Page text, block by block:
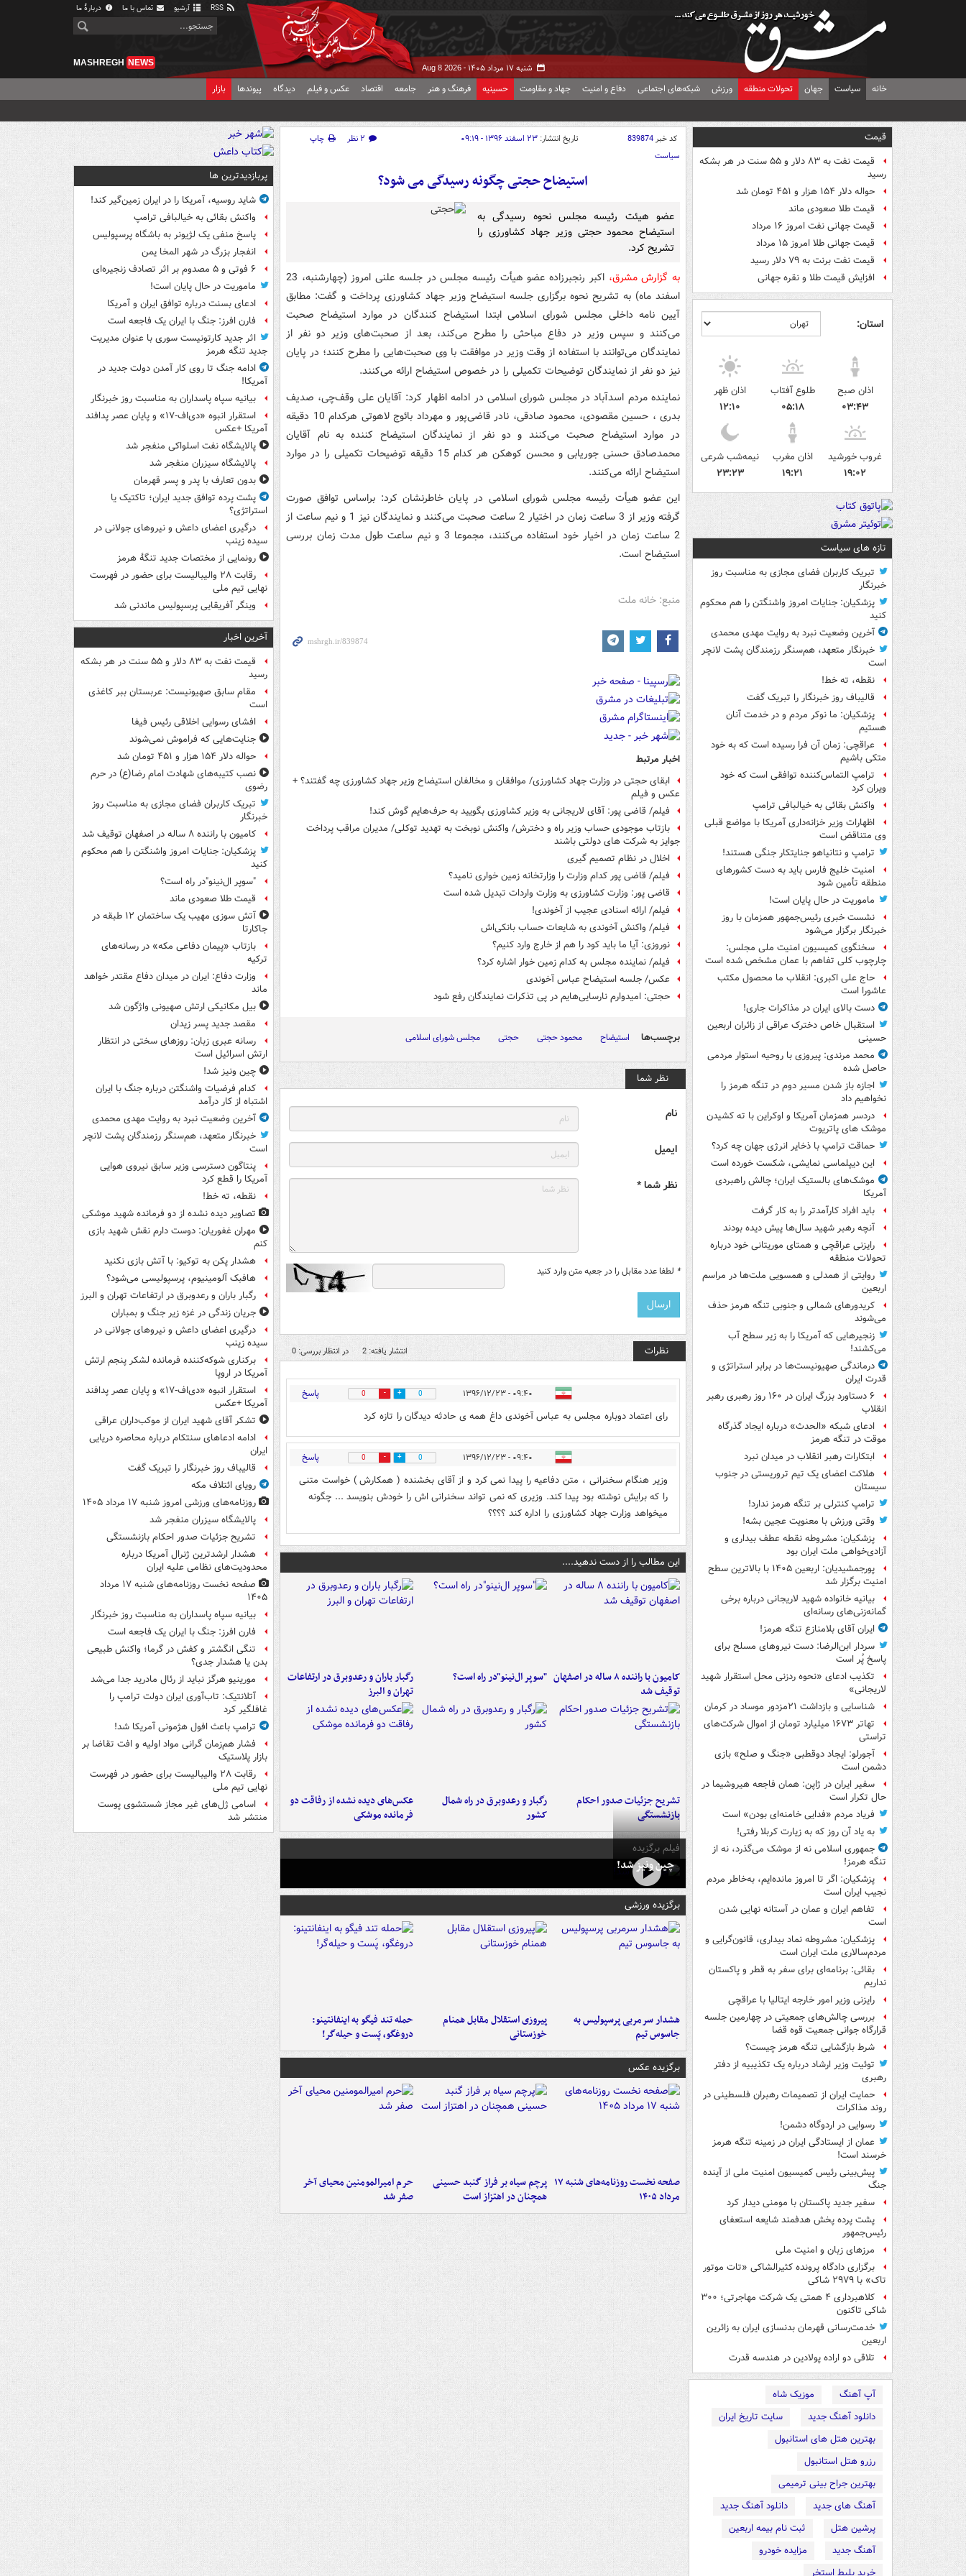
آرشیو تماس با ما دربارهٔ ما
شنبه ۱۷ مرداد ۱۴۰۵ - Aug 8 2026
MASHREGH NEWS
خانه سیاست جهان تحولات منطقه ورزش شبکه‌های اجتماعی دفاع و امنیت جهاد و مقاومت حسینیه فرهنگ و هنر جامعه اقتصاد عکس و فیلم دیدگاه پیوندها بازار
قیمت
قیمت نفت به ۸۳ دلار و ۵۵ سنت در هر بشکه
رسید
حواله دلار ۱۵۴ هزار و ۴۵۱ تومان شد
قیمت طلا صعودی ماند
قیمت جهانی نفت امروز ۱۶ مرداد
قیمت جهانی طلا امروز ۱۵ مرداد
قیمت نفت برنت به ۷۹ دلار رسید
افزایش قیمت طلا و نقره جهانی
استان:
اذان صبح
۰۳:۴۳
طلوع آفتاب
۰۵:۱۸
اذان ظهر
۱۲:۱۰
غروب خورشید
۱۹:۰۲
اذان مغرب
۱۹:۲۱
نیمه‌شب شرعی
۲۳:۲۳
تازه های سیاست
تبریک کاربران فضای مجازی به مناسبت روز
خبرنگار
پزشکیان: جنایات امروز واشنگتن را هم محکوم
کنید
آخرین وضعیت نبرد به روایت مهدی محمدی
خبرنگار متعهد، هم‌سنگر رزمندگان پشت لانچر
است
نقطه، ته خط!
قالیباف روز خبرنگار را تبریک گفت
پزشکیان: ما نوکر مردم و در خدمت آنان
هستیم
عراقچی: زمان آن فرا رسیده است که به خود
متکی باشیم
ترامپ التماس‌کننده توافقی است که خود
ویران کرد
واکنش بقائی به خیالبافی ترامپ
اظهارات وزیر خزانه‌داری آمریکا با مواضع قبلی
وی متناقض است
ترامپ و نتانیاهو جنایتکار جنگی هستند!
امنیت خلیج فارس باید به دست کشورهای
منطقه تأمین شود
ماموریت در حال پایان است!
نشست خبری رئیس‌جمهور همزمان با روز
خبرنگار برگزار می‌شود
سخنگوی کمیسیون امنیت ملی مجلس:
چارچوب کلی تفاهم با عمان مشخص شده است
حاج علی اکبری: انقلاب ما محصول مکتب
عاشورا است
دست بالای ایران در مذاکرات جاری!
استقبال خاص دخترک عراقی از زائران اربعین
حسینی
محمد مرندی: پیروزی با روحیه استوار مردمی
حاصل شده
اجازه باز شدن مسیر دوم در تنگه هرمز را
نخواهیم داد
دردسر همزمان آمریکا و اوکراین با ته کشیدن
موشک های پاتریوت
حماقت ترامپ با ذخایر انرژی جهان چه کرد؟
این دیپلماسی نمایشی، شکست خورده است
موشک‌های بالستیک ایران؛ چالش راهبردی
آمریکا
باید افراد کارآمدتر را به کار گرفت
آنچه رهبر شهید سال‌ها پیش دیده بودند
رایزنی عراقچی و همتای موریتانی خود درباره
تحولات منطقه
روایتی از همدلی و همسویی ملت‌ها در مراسم
اربعین
کریدورهای شمالی و جنوبی تنگه هرمز حذف
می‌شوند
زنجیرهایی که آمریکا را به زیر سطح آب
می‌کشند!
درماندگی صهیونیست‌ها در برابر استراتژی و
قدرت ایران
۶ دستاورد بزرگ ایران در ۱۶۰ روز رهبری رهبر
انقلاب
ادعای شبکه «الحدث» درباره ایجاد گذرگاه
موقت در تنگه هرمز
ابتکارات رهبر انقلاب در میدان نبرد
هلاکت اعضای یک تیم تروریستی در جنوب
سیستان
ترامپ کنترلی بر تنگه هرمز ندارد!
وقتی ورزش با معنویت عجین بشه!
پزشکیان: مشروطه نقطه عطف بیداری و
آزادی‌خواهی ملت ایران بود
پورجمشیدیان: اربعین ۱۴۰۵ با بالاترین سطح
امنیت برگزار شد
بیانیه خانواده شهید لاریجانی درباره برخی
گمانه‌زنی‌های رسانه‌ای
ایران آقای بلامنازع تنگه هرمز!
سردار ابن‌الرضا: دست نیروهای مسلح برای
پاسخ پُر است
تکذیب ادعای «نحوه ردزنی محل استقرار شهید
لاریجانی»
شناسایی و بازداشت ۲۱مزدور موساد در کرمان
تهاتر ۱۶۷۳ میلیارد تومان از اموال شرکت‌های
تراستی
آجورلو: ایجاد دوقطبی «جنگ و صلح‌» بازی
دشمن است
سفیر ایران در ژاپن: همان فاجعه هیروشیما در
حال تکرار است
فریاد مردم «فدایی خامنه‌ای بودن» است
به یاد آن روز که به زیارت کربلا رفتی!
جمهوری اسلامی نه از موشک می‌گذرد، نه از
تنگه هرمز!
پزشکیان: اگر تا امروز مانده‌ایم، به‌خاطر مردم
نجیب ایران است
تفاهم ایران و عمان در آستانه نهایی شدن
است
پزشکیان: مشروطه نماد بیداری، قانون‌گرایی و
مردم‌سالاری ملت ایران است
بقائی: برنامه‌ای برای سفر به قطر و پاکستان
نداریم
رایزنی وزیر امور خارجه ایتالیا با عراقچی
بررسی چالش‌های جمعیتی در چهارمین جلسه
قرارگاه جوانی جمعیت قوه قضا
شرط بازگشایی تنگه هرمز چیست؟
توئیت وزیر ارشاد درباره یک تکذیبیه از دفتر
رهبری
حمایت ایران از تصمیمات رهبران فلسطینی در
روند مذاکرات
رسوایی در اردوگاه دشمن!
عمان از ایستادگی ایران در زمینه تنگه هرمز
خرسند است!
پیش‌بینی رئیس کمیسیون امنیت ملی از آینده
جنگ
سفیر جدید پاکستان با مومنی دیدار کرد
پشت پرده پخش هدفمند شایعه استعفای
رئیس‌جمهور
مرزهای زبان و امنیت ملی
برگزاری دادگاه پرونده کثیرالشاکی «تات موتور
تاک» با ۲۹۷۹ شاکی
کلاهبرداری ۴ همتی یک شرکت مهاجرتی؛ ۳۰۰
شاکی تاکنون
خدمت‌رسانی قهرمان بدنسازی ایران به زائرین
اربعین
تلاقی دو اراده پولادین در هندسه قدرت
آپ آهنگ
موزیک شاه
دانلود آهنگ جدید
سایت تاریخ ایران
بهترین هتل های استانبول
رزرو هتل استانبول
بهترین جراح بینی ترمیمی
آهنگ های جدید
دانلود آهنگ جدید
پرشین هتل
ثبت نام بیمه اربعین
آهنگ جدید
مزایده خودرو
کد خبر839874 تاریخ انتشار: ۲۳ اسفند ۱۳۹۶ - ۰۹:۱۹ ۲ نظر
چاپ
سیاست
استیضاح حجتی چگونه رسیدگی می شود؟
عضو هیئت رئیسه مجلس نحوه رسیدگی به
استیضاح محمود حجتی وزیر جهاد کشاورزی را
تشریح کرد.
به گزارش مشرق،
اکبر رنجبرزاده عضو هیأت رئیسه مجلس در جلسه علنی امروز (چهارشنبه، 23
اسفند ماه) به تشریح نحوه برگزاری جلسه استیضاح وزیر جهاد کشاورزی پرداخت و گفت: مطابق
آیین نامه داخلی مجلس شورای اسلامی ابتدا استیضاح کنندگان در موارد استیضاح صحبت
می‌کنند و سپس وزیر در دفاع مباحثی را مطرح می‌کند، بعد از صحبت‌های وزیر دو نفر از
نمایندگان می‌توانند با استفاده از وقت وزیر در موافقت با وی صحبت‌هایی را مطرح کنند؛ در پایان
نیز دو نفر از نمایندگان توضیحات تکمیلی را در خصوص استیضاح ارائه می‌کنند.
نماینده مردم اسدآباد در مجلس شورای اسلامی در ادامه اظهار کرد: آقایان علی وقف‌چی، صدیف
بدری ، حسین مقصودی، محمود صادقی، نادر قاضی‌پور و مهرداد بائوج لاهوتی هرکدام 10 دقیقه
در موارد استیضاح صحبت می‌کنند و دو نفر از نمایندگان استیضاح کننده به نام آقایان
محمدصادق حسنی جوریابی و محسن کوهکن هر کدام 15 دقیقه توضیحات تکمیلی را در موارد
استیضاح ارائه می‌کنند.
این عضو هیأت رئیسه مجلس شورای اسلامی در پایان خاطرنشان کرد: براساس توافق صورت
گرفته وزیر از 3 ساعت زمان در اختیار 2 ساعت صحبت می‌کنند و نمایندگان نیز 1 و نیم ساعت از
2 ساعت زمان در اخیار خود استفاده می‌کنند، مجموعا 3 و نیم ساعت طول مدت زمان بررسی
استیضاح است.
منبع: خانه ملت
اخبار مرتبط
ابقای حجتی در وزارت جهاد کشاورزی/ موافقان و مخالفان استیضاح وزیر جهاد کشاورزی چه گفتند؟ +
عکس و فیلم
فیلم/ قاضی پور: آقای لاریجانی به وزیر کشاورزی بگویید به حرف‌هایم گوش کند!
بازتاب موجودی حساب وزیر راه و دخترش/ واکنش نوبخت به تهدید توکلی/ مدیران مراقب پرداخت
جوایز به شرکت های دولتی باشند
اخلال در نظام تصمیم گیری
فیلم/ قاضی پور کدام وزارت را وزارتخانه زمین خواری نامید؟
قاضی پور: وزارت کشاورزی به وزارت واردات تبدیل شده است
فیلم/ ارائه اسنادی عجیب از آخوندی!
فیلم/ واکنش آخوندی به شایعات حساب‌ بانکی‌اش
نوروزی: آیا ما باید کود را هم از خارج وارد کنیم؟
فیلم/ نماینده مجلس به کدام زمین خوار اشاره کرد؟
عکس/ جلسه استیضاح عباس آخوندی
حجتی: امیدوارم نارسایی‌هایم در پی تذکرات نمایندگان رفع شود
برچسب‌ها استیضاح محمود حجتی حجتی مجلس شورای اسلامی
نظر شما
نام
ایمیل
نظر شما *
* لطفا عدد مقابل را در جعبه متن وارد کنید
نظرات انتشار یافته: 2 در انتظار بررسی: 0
۰۹:۴۰ - ۱۳۹۶/۱۲/۲۳ 0
0 پاسخ
رای اعتماد دوباره مجلس به عباس آخوندی داغ همه ی حادثه دیدگان را تازه کرد
۰۹:۴۰ - ۱۳۹۶/۱۲/۲۳ 0
0 پاسخ
وزیر هنگام سخنرانی ، متن دفاعیه را پیدا نمی کرد و از آقای بخشنده ( همکارش ) خواست متنی
را که برایش نوشته بود پیدا کند. وزیری که نمی تواند سخنرانی اش را خودش بنویسد ... چگونه
میخواهد وزارت جهاد کشاورزی را اداره کند ؟؟؟؟
این مطالب را از دست ندهید....
کامیون با راننده ۸ ساله در اصفهان
توقیف شد
"سوپر ال‌نینو"در راه است؟
رگبار باران و رعدوبرق در ارتفاعات
تهران و البرز
تشریح جزئیات صدور احکام
بازنشستگی
رگبار و رعدوبرق در راه شمال
کشور
عکس‌های دیده نشده از رفاقت دو
فرمانده‌ موشکی
فیلم برگزیده
چین ونیز شد!
برگزیده ورزشی
هشدار سرمربی پرسپولیس به
جاسوس تیم
پیروزی استقلال مقابل همنام
خوزستانی
حمله تند فیگو به اینفانتینو:
دروغگو، پَست‌ و حیله‌گر!
برگزیده عکس
صفحه نخست روزنامه‌های شنبه ۱۷
مرداد ۱۴۰۵
پرچم سیاه بر فراز گنبد حسینی
همچنان در اهتزاز است
حرم امیرالمومنین محیای آخر
صفر شد
پربازدیدترین ها
شاید روسیه، آمریکا را در ایران زمین‌گیر کند!
واکنش بقائی به خیالبافی ترامپ
پاسخ منفی یک لژیونر به باشگاه پرسپولیس
انفجار بزرگ در شهر المخا یمن
۶ فوتی و ۵ مصدوم بر اثر تصادف زنجیره‌ای
ماموریت در حال پایان است!
ادعای بسنت درباره توافق ایران و آمریکا
فارن افرز: جنگ با ایران یک فاجعه است
اثر جدید کارتونیست سوری با عنوان مدیریت
جدید تنگه هرمز
ادامه جنگ تا روی کار آمدن دولت جدید در
آمریکا!
بیانیه سپاه پاسداران به مناسبت روز خبرنگار
استقرار انبوه «دی‌اف‑۱۷» و پایان عصر پدافند
آمریکا +عکس
پالایشگاه نفت اسلواکی منفجر شد
پالایشگاه سیزران منفجر شد
بدون تعارف با پدر و پسر قهرمان
پشت پرده توافق جدید ایران؛ تاکتیک یا
استراتژی؟
درگیری اعضای داعش و نیروهای جولانی در
سیده زینب
رونمایی از مختصات جدید تنگۀ هرمز
رقابت ۲۸ والیبالیست برای حضور در فهرست
نهایی تیم ملی
وینگر آفریقایی پرسپولیس ماندنی شد
آخرین اخبار
قیمت نفت به ۸۳ دلار و ۵۵ سنت در هر بشکه
رسید
مقام سابق صهیونیست: عربستان ببر کاغذی
است
افشای رسوایی اخلاقی رئیس فیفا
جنایت‌هایی که فراموش نمی‌شوند
حواله دلار ۱۵۴ هزار و ۴۵۱ تومان شد
نصب کتیبه‌های شهادت امام رضا(ع) در حرم
رضوی
تبریک کاربران فضای مجازی به مناسبت روز
خبرنگار
کامیون با راننده ۸ ساله در اصفهان توقیف شد
پزشکیان: جنایات امروز واشنگتن را هم محکوم
کنید
"سوپر ال‌نینو"در راه است؟
قیمت طلا صعودی ماند
آتش سوزی مهیب یک ساختمان ۱۲ طبقه در
جاکارتا
بازتاب «پیمان دفاعی مکه» در رسانه‌های
ترکیه
وزارت دفاع: ایران در میدان دفاع مقتدر خواهد
ماند
بیل مکانیکی ارتش صهیونی واژگون شد
مقصد جدید پسر زیدان
رسانه عبری زبان: روزهای سختی در انتظار
ارتش اسرائیل است
چین ونیز شد!
کدام فرضیات واشنگتن درباره جنگ با ایران
اشتباه از کار درآمد
آخرین وضعیت نبرد به روایت مهدی محمدی
خبرنگار متعهد، هم‌سنگر رزمندگان پشت لانچر
است
پنتاگون دسترسی وزیر سابق نیروی هوایی
آمریکا را قطع کرد
نقطه، ته خط!
تصاویر دیده‌ نشده از دو فرمانده شهید موشکی
مهران غفوریان: دوست دارم نقش شهید بازی
کنم
هشدار پکن به توکیو: با آتش بازی نکنید
هافبک آلومینیوم، پرسپولیسی می‌شود؟
رگبار باران و رعدوبرق در ارتفاعات تهران و البرز
جریان زندگی در غزه زیر جنگ و بمباران
درگیری اعضای داعش و نیروهای جولانی در
سیده زینب
برکناری شوکه‌کننده فرمانده لشکر پنجم ارتش
آمریکا در اروپا
استقرار انبوه «دی‌اف‑۱۷» و پایان عصر پدافند
آمریکا +عکس
تشکر آقای شهید ایران از موکب‌داران عراقی
ادامه ادعاهای سنتکام درباره محاصره دریایی
ایران
قالیباف روز خبرنگار را تبریک گفت
رویای ائتلاف مکه
روزنامه‌های ورزشی امروز ‌شنبه ۱۷ مرداد ۱۴۰۵
پالایشگاه سیزران منفجر شد
تشریح جزئیات صدور احکام بازنشستگی
هشدار ارشدترین ژنرال آمریکا درباره
محدودیت‌های نظامی علیه ایران
صفحه نخست روزنامه‌های شنبه ۱۷ مرداد
۱۴۰۵
بیانیه سپاه پاسداران به مناسبت روز خبرنگار
فارن افرز: جنگ با ایران یک فاجعه است
تنگی انگشتر و کفش در گرما؛ واکنش طبیعی
بدن یا هشدار جدی؟
مورینیو هرگز نباید از رئال مادرید جدا می‌شد
آتلانتیک: تاب‌آوری ایران دولت ترامپ را
غافلگیر کرد
ترامپ باعث افول هژمونی آمریکا شد!
فشار هم‌زمان گرانی مواد اولیه و افت تقاضا بر
بازار پلاستیک
رقابت ۲۸ والیبالیست برای حضور در فهرست
نهایی تیم ملی
اسامی ژل‌های غیر مجاز شستشوی پوست
منتشر شد